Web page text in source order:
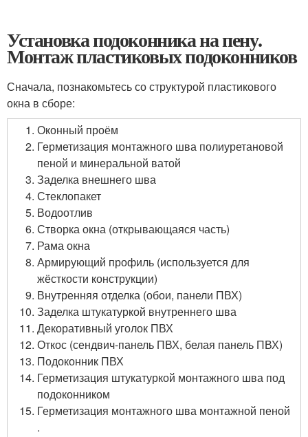
Установка подоконника на пену.
Монтаж пластиковых подоконников
Сначала, познакомьтесь со структурой пластикового
окна в сборе:
Оконный проём
Герметизация монтажного шва полиуретановой
пеной и минеральной ватой
Заделка внешнего шва
Стеклопакет
Водоотлив
Створка окна (открывающаяся часть)
Рама окна
Армирующий профиль (используется для
жёсткости конструкции)
Внутренняя отделка (обои, панели ПВХ)
Заделка штукатуркой внутреннего шва
Декоративный уголок ПВХ
Откос (сендвич-панель ПВХ, белая панель ПВХ)
Подоконник ПВХ
Герметизация штукатуркой монтажного шва под
подоконником
Герметизация монтажного шва монтажной пеной
.